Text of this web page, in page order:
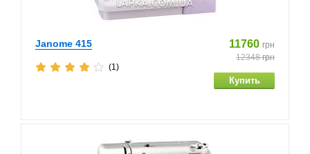
Janome 415 11760 грн
12348грн
(1)